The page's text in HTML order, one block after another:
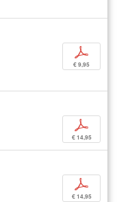
p
€ 9,95
p
€ 14,95
p
€ 14,95